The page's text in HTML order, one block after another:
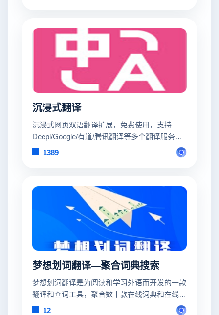
沉浸式翻译
沉浸式网页双语翻译扩展，免费使用，支持
Deepl/Google/有道/腾讯翻译等多个翻译服务，
支持 Firefox/Chrome/油猴脚本，亦可在 iOS
1389
梦想划词翻译—聚合词典搜索
梦想划词翻译是为阅读和学习外语而开发的一款
翻译和查词工具，聚合数十款在线词典和在线翻
译。12